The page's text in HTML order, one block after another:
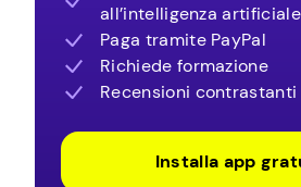
all’intelligenza artificiale
Paga tramite PayPal
Richiede formazione
Recensioni contrastanti
Installa app